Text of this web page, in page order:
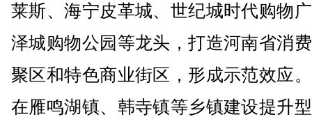
莱斯、海宁皮革城、世纪城时代购物
泽城购物公园等龙头，打造河南省消
聚区和特色商业街区，形成示范效应
在雁鸣湖镇、韩寺镇等乡镇建设提升